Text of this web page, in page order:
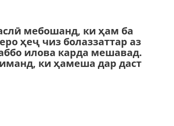
мебошанд, ки ҳам ба
ҳеҷ чиз болаззаттар аз
илова карда мешавад.
ки ҳамеша дар даст